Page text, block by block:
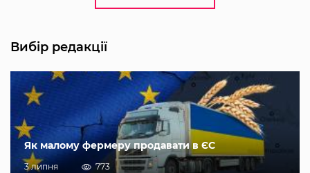
Вибір редакції
Як малому фермеру продавати в ЄС
3 липня 773